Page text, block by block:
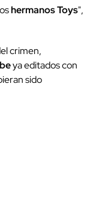
hermanos Toys",
crimen,
ya editados con
sido